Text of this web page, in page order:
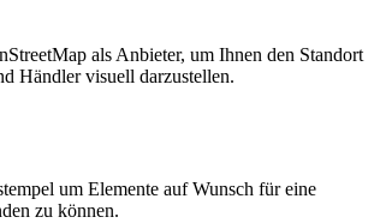
als Anbieter, um Ihnen den Standort
Händler visuell darzustellen.
um Elemente auf Wunsch für eine
zu können.